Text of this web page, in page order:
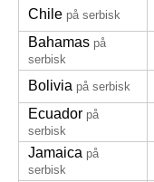
Chile på serbisk
Bahamas på
serbisk
Bolivia på serbisk
Ecuador på
serbisk
Jamaica på
serbisk